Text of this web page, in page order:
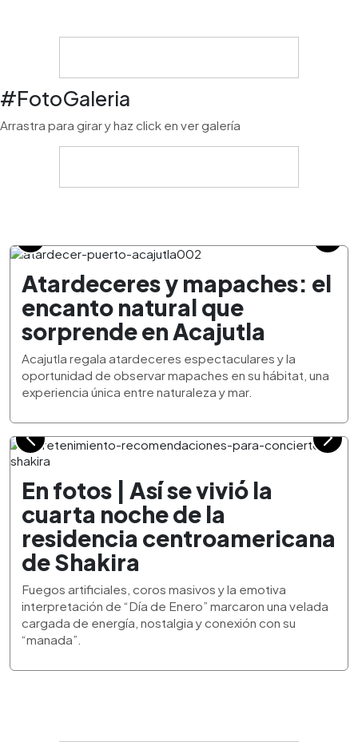
#FotoGaleria
Arrastra para girar y haz click en ver galería
Atardeceres y mapaches: el
encanto natural que
sorprende en Acajutla
Acajutla regala atardeceres espectaculares y la
oportunidad de observar mapaches en su hábitat, una
experiencia única entre naturaleza y mar.
En fotos | Así se vivió la
cuarta noche de la
residencia centroamericana
de Shakira
Fuegos artificiales, coros masivos y la emotiva
interpretación de “Día de Enero” marcaron una velada
cargada de energía, nostalgia y conexión con su
“manada”.